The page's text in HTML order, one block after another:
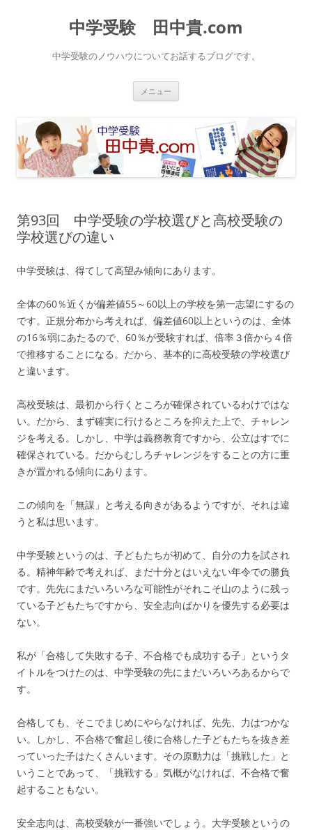
中学受験 田中貴.com
中学受験のノウハウについてお話するブログです。
メニュー
ス
キ
ッ
プ
第93回 中学受験の学校選びと高校受験の
学校選びの違い
中学受験は、得てして高望み傾向にあります。
全体の60％近くが偏差値55～60以上の学校を第一志望にするの
です。正規分布から考えれば、偏差値60以上というのは、全体
の16％弱にあたるので、60％が受験すれば、倍率３倍から４倍
で推移することになる。だから、基本的に高校受験の学校選び
と違います。
高校受験は、最初から行くところが確保されているわけではな
い。だから、まず確実に行けるところを抑えた上で、チャレン
ジを考える。しかし、中学は義務教育ですから、公立はすでに
確保されている。だからむしろチャレンジをすることの方に重
きが置かれる傾向にあります。
この傾向を「無謀」と考える向きがあるようですが、それは違
うと私は思います。
中学受験というのは、子どもたちが初めて、自分の力を試され
る。精神年齢で考えれば、まだ十分とはいえない年令での勝負
です。先先にまだいろいろな可能性がそれこそ山のように残っ
ている子どもたちですから、安全志向ばかりを優先する必要は
ない。
私が「合格して失敗する子、不合格でも成功する子」というタ
イトルをつけたのは、中学受験の先にまだいろいろあるからで
す。
合格しても、そこでまじめにやらなければ、先先、力はつかな
い。しかし、不合格で奮起し後に合格した子どもたちを抜き差
っていった子はたくさんいます。その原動力は「挑戦した」と
いうことであって、「挑戦する」気概がなければ、不合格で奮
起することもない。
安全志向は、高校受験が一番強いでしょう。大学受験というの